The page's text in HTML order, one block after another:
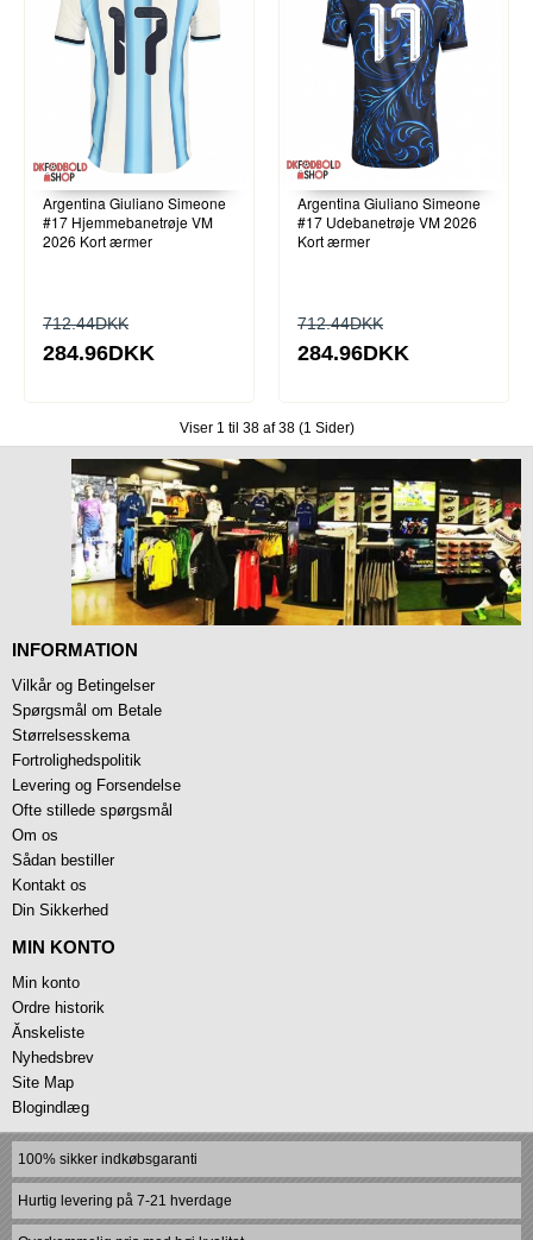
Argentina Giuliano Simeone
#17 Hjemmebanetrøje VM
2026 Kort ærmer
712.44DKK
284.96DKK
Argentina Giuliano Simeone
#17 Udebanetrøje VM 2026
Kort ærmer
712.44DKK
284.96DKK
Viser 1 til 38 af 38 (1 Sider)
INFORMATION
Vilkår og Betingelser
Spørgsmål om Betale
Størrelsesskema
Fortrolighedspolitik
Levering og Forsendelse
Ofte stillede spørgsmål
Om os
Sådan bestiller
Kontakt os
Din Sikkerhed
MIN KONTO
Min konto
Ordre historik
Ănskeliste
Nyhedsbrev
Site Map
Blogindlæg
100% sikker indkøbsgaranti
Hurtig levering på 7-21 hverdage